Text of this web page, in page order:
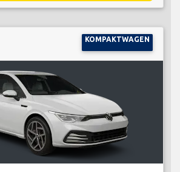
KOMPAKTWAGEN